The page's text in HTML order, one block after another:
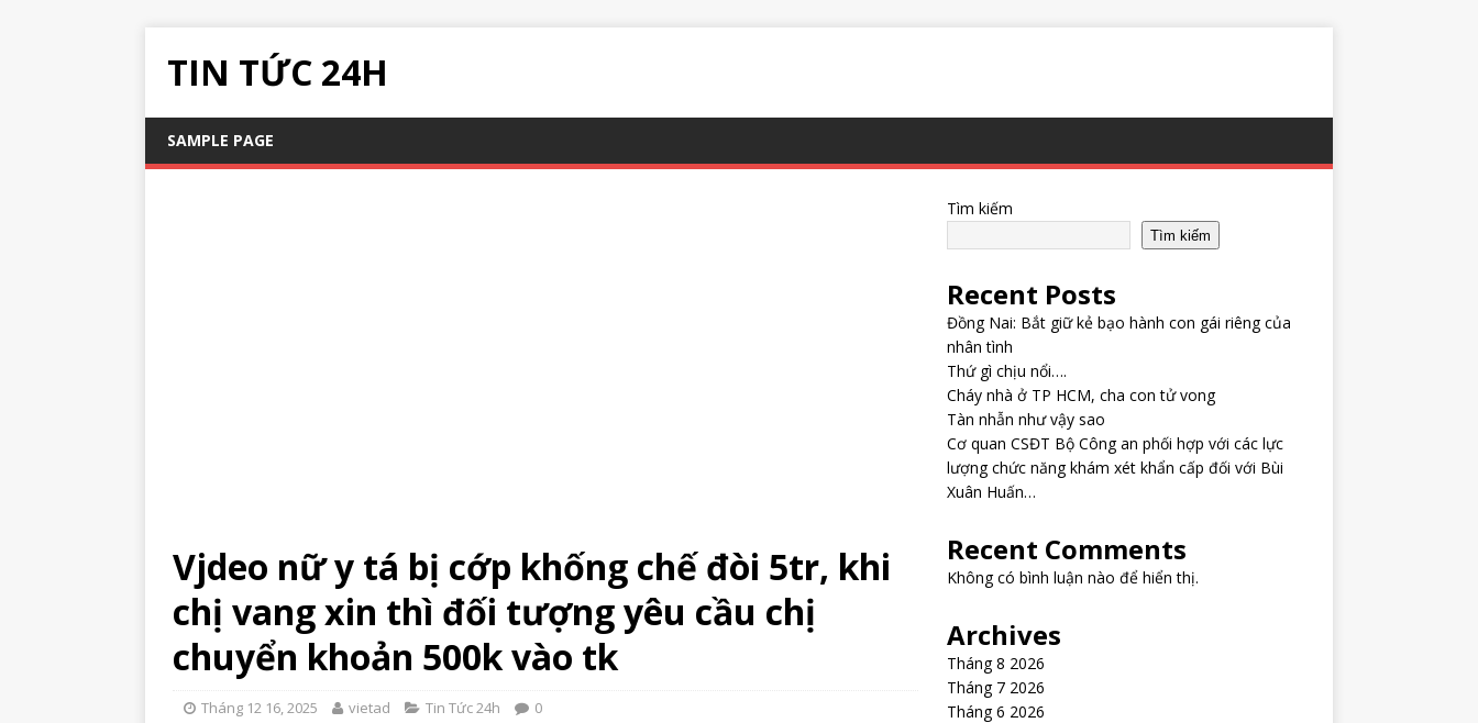
TIN TỨC 24H
SAMPLE PAGE
Vjdeo nữ y tá bị cớp khống chế đòi 5tr, khi
chị vang xin thì đối tượng yêu cầu chị
chuyển khoản 500k vào tk
Tháng 12 16, 2025 vietad Tin Tức 24h 0
Tìm kiếm
Tìm kiếm
Recent Posts
Đồng Nai: Bắt giữ kẻ bạo hành con gái riêng của
nhân tình
Thứ gì chịu nổi….
Cháy nhà ở TP HCM, cha con tử vong
Tàn nhẫn như vậy sao
Cơ quan CSĐT Bộ Công an phối hợp với các lực
lượng chức năng khám xét khẩn cấp đối với Bùi
Xuân Huấn…
Recent Comments
Không có bình luận nào để hiển thị.
Archives
Tháng 8 2026
Tháng 7 2026
Tháng 6 2026